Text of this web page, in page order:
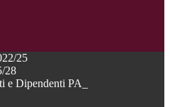
25
28
e Dipendenti PA_